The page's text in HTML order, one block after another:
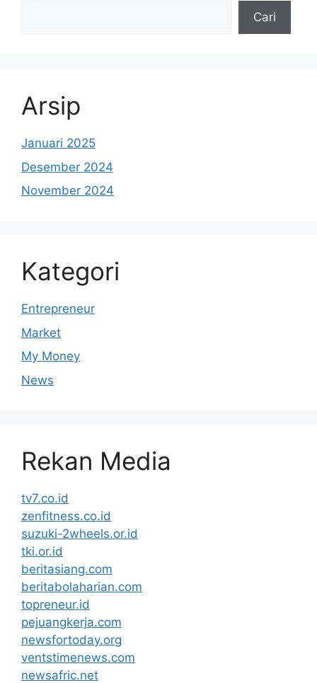
Cari
Arsip
Januari 2025
Desember 2024
November 2024
Kategori
Entrepreneur
Market
My Money
News
Rekan Media
tv7.co.id
zenfitness.co.id
suzuki-2wheels.or.id
tki.or.id
beritasiang.com
beritabolaharian.com
topreneur.id
pejuangkerja.com
newsfortoday.org
ventstimenews.com
newsafric.net